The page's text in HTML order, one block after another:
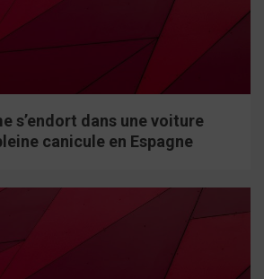
s’endort dans une voiture
canicule en Espagne